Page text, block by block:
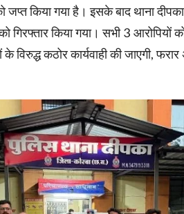
को जप्त किया गया है। इसके बाद थाना
किया गया। सभी 3 आरोपियों को
कठोर कार्यवाही की जाएगी,